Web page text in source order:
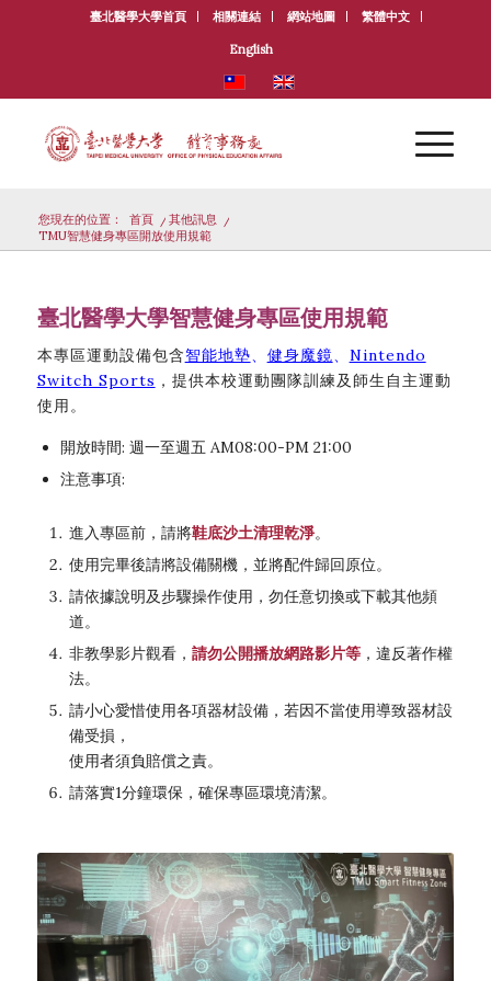
臺北醫學大學首頁 相關連結 網站地圖 繁體中文
English
您現在的位置： 首頁 / 其他訊息
/
TMU智慧健身專區開放使用規範
臺北醫學大學智慧健身專區使用規範
本專區運動設備包含智能地墊、 健身魔鏡、 Nintendo
Switch Sports ，提供本校運動團隊訓練及師生自主運動
使用。
開放時間: 週一至週五 AM08:00-PM 21:00
注意事項:
進入專區前，請將鞋底沙土清理乾淨。
使用完畢後請將設備關機，並將配件歸回原位。
請依據說明及步驟操作使用，勿任意切換或下載其他頻
道。
非教學影片觀看， 請勿公開播放網路影片等，違反著作權
法。
請小心愛惜使用各項器材設備，若因不當使用導致器材設
備受損，
使用者須負賠償之責。
請落實1分鐘環保，確保專區環境清潔。